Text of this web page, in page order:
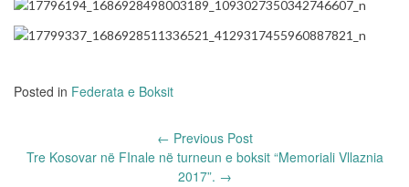
Posted in Federata e Boksit
navigation
← Previous Post
Tre Kosovar në FInale në turneun e boksit “Memoriali Vllaznia
2017”. →